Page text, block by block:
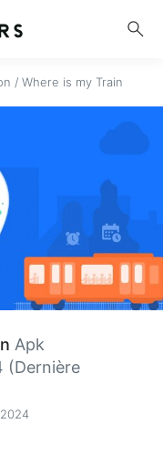
search
/ Where is my Train
Apk
(Dernière